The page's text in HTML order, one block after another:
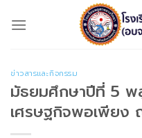
ข่าวสารและกิจกรรม
มัธยมศึกษาปีที่ 5 พ
เศรษฐกิจพอเพียง